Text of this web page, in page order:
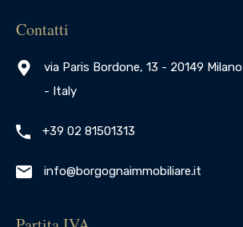
Contatti
via Paris Bordone, 13 - 20149 Milano
- Italy
+39 02 81501313
info@borgognaimmobiliare.it